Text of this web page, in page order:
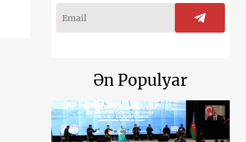
Ən Populyar